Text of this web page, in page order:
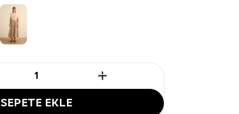
SEPETE EKLE